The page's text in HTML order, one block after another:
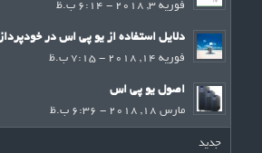
فوریه 3, 2018 - 6:14 ب.ظ
دلایل استفاده از یو پی اس در
فوریه 14, 2018 - 7:15 ب.ظ
اصول یو پی اس
مارس 18, 2018 - 6:36 ب.ظ
جدید